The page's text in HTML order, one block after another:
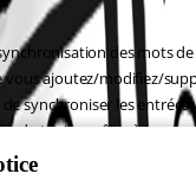
des mots
vous ajoutez/modifiez/
synchroniser les entrées
de toujours être à jour